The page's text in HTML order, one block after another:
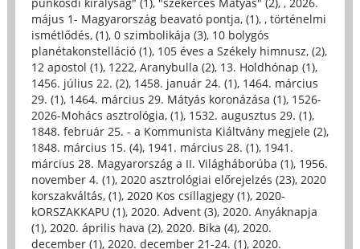
május 1- Magyarország beavató pontja, (1), , történelmi
ismétlődés, (1), 0 szimbolikája (3), 10 bolygós
planétakonstelláció (1), 105 éves a Székely himnusz, (2),
12 apostol (1), 1222, Aranybulla (2), 13. Holdhónap (1),
1456. július 22. (2), 1458. január 24. (1), 1464. március
29. (1), 1464. március 29. Mátyás koronázása (1), 1526-
2026-Mohács asztrológia, (1), 1532. augusztus 29. (1),
1848. február 25. - a Kommunista Kiáltvány megjele (2),
1848. március 15. (4), 1941. március 28. (1), 1941.
március 28. Magyarország a II. Világháborúba (1), 1956.
november 4. (1), 2020 asztrológiai előrejelzés (23), 2020
korszakváltás, (1), 2020 Kos csillagjegy (1), 2020-
kORSZAKKAPU (1), 2020. Advent (3), 2020. Anyáknapja
(1), 2020. április hava (2), 2020. Bika (4), 2020.
december (1), 2020. december 21-24. (1), 2020.